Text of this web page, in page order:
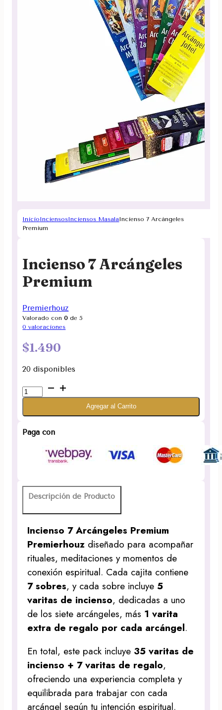
InicioInciensosInciensos MasalaIncienso 7 Arcángeles
Premium
Incienso 7 Arcángeles
Premium
Premierhouz
Valorado con0 de 5
0 valoraciones
$1.490
20 disponibles
Incienso
7
cantidad
Agregar al Carrito
Paga con
Descripción de Producto
Incienso 7 Arcángeles Premium
Premierhouz diseñado para acompañar
rituales, meditaciones y momentos de
conexión espiritual. Cada cajita contiene
7 sobres, y cada sobre incluye 5
varitas de incienso, dedicadas a uno
de los siete arcángeles, más 1 varita
extra de regalo por cada arcángel.
En total, este pack incluye 35 varitas de
incienso + 7 varitas de regalo,
ofreciendo una experiencia completa y
equilibrada para trabajar con cada
arcángel según tu intención espiritual.